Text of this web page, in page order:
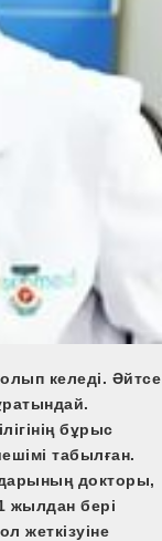
келеді. Әйтсе
бұрыс
табылған.
докторы,
жылдан бері
жеткізуіне